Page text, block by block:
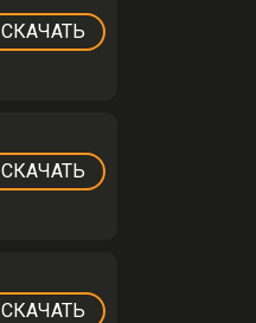
СКАЧАТЬ
СКАЧАТЬ
СКАЧАТЬ